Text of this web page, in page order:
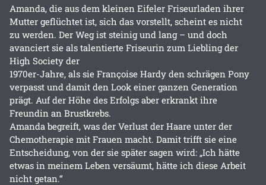
Amanda, die aus dem kleinen Eifeler Friseurladen ihrer
Mutter geflüchtet ist, sich das vorstellt, scheint es nicht
zu werden. Der Weg ist steinig und lang – und doch
avanciert sie als talentierte Friseurin zum Liebling der
High Society der
1970er-Jahre, als sie Françoise Hardy den schrägen Pony
verpasst und damit den Look einer ganzen Generation
prägt. Auf der Höhe des Erfolgs aber erkrankt ihre
Freundin an Brustkrebs.
Amanda begreift, was der Verlust der Haare unter der
Chemotherapie mit Frauen macht. Damit trifft sie eine
Entscheidung, von der sie später sagen wird: „Ich hätte
etwas in meinem Leben versäumt, hätte ich diese Arbeit
nicht getan.“